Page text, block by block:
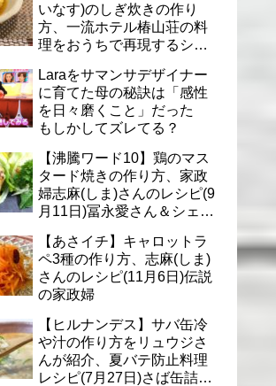
いなす)のしぎ炊きの作り
方、一流ホテル椿山荘の料
理をおうちで再現するシェ
Laraをサマンサデザイナー
に育てた母の秘訣は「感性
を日々磨くこと」だった
もしかしてズレてる？
【沸騰ワード10】鶏のマス
タード焼きの作り方、家政
婦志麻(しま)さんのレシピ(9
月11日)冨永愛さん＆シェリ
【あさイチ】キャロットラ
ペ3種の作り方、志麻(しま)
さんのレシピ(11月6日)伝説
の家政婦
【ヒルナンデス】サバ缶冷
や汁の作り方をリュウジさ
んが紹介、夏バテ防止料理
レシピ(7月27日)さば缶詰で